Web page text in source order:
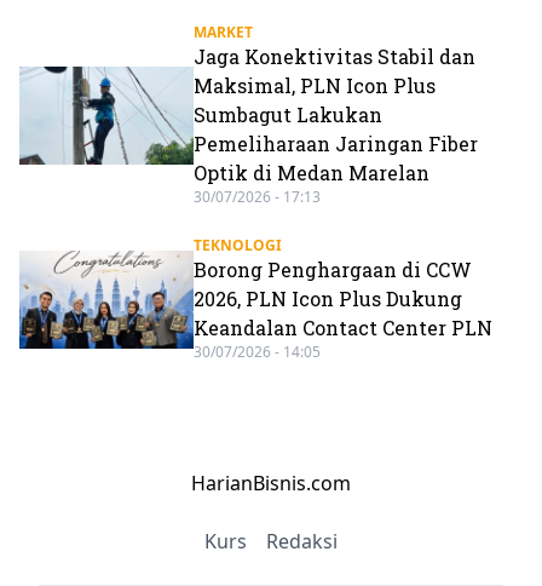
MARKET
Jaga Konektivitas Stabil dan
Maksimal, PLN Icon Plus
Sumbagut Lakukan
Pemeliharaan Jaringan Fiber
Optik di Medan Marelan
30/07/2026 - 17:13
TEKNOLOGI
Borong Penghargaan di CCW
2026, PLN Icon Plus Dukung
Keandalan Contact Center PLN
30/07/2026 - 14:05
HarianBisnis.com
Kurs Redaksi